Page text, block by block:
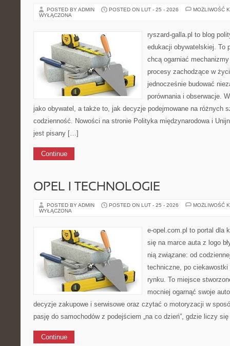
POSTED BY ADMIN POSTED ON LUT - 25 - 2026
MOŻLIWOŚĆ
WYŁĄCZONA
ryszard-galla.pl to blog
edukacji obywatelskiej. To
chcą ogarniać
procesy zachodzące w
jednocześnie budować
porównania i obserwacje.
jako obywatel, a także to, jak decyzje podejmowane na różnych
codzienność. Nowości na stronie Polityka międzynarodowa i
jest pisany […]
Continue
OPEL I TECHNOLOGIE
POSTED BY ADMIN POSTED ON LUT - 25 - 2026
MOŻLIWOŚĆ
WYŁĄCZONA
e-opel.com.pl to portal dla
się na marce auta z logo
nią związane: od
techniczne, po
rynku. To miejsce
mocniej ogarnąć swoje
decyzje zakupowe i serwisowe oraz czytać o motoryzacji w
pasję do samochodów z podejściem „na co dzień”, gdzie liczy
Continue